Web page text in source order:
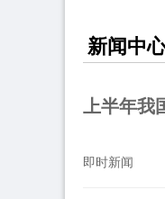
新闻中
上半年我
即时新闻